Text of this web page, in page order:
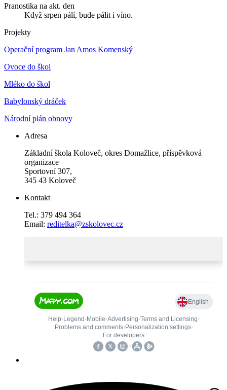
Pranostika na akt. den
Když srpen pálí, bude pálit i víno.
Projekty
Operační program Jan Amos Komenský
Ovoce do škol
Mléko do škol
Babylonský dráček
Národní plán obnovy
Adresa
Základní škola Koloveč, okres Domažlice, příspěvková
organizace
Sportovní 307,
345 43 Koloveč
Kontakt
Tel.: 379 494 364
Email: reditelka@zskolovec.cz